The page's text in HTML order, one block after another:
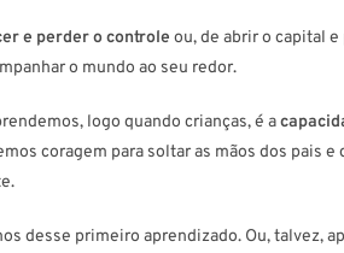
e perder o controle ou, de abrir o capital
o mundo ao seu redor.
logo quando crianças, é a
coragem para soltar as mãos dos pais
desse primeiro aprendizado. Ou, talvez,